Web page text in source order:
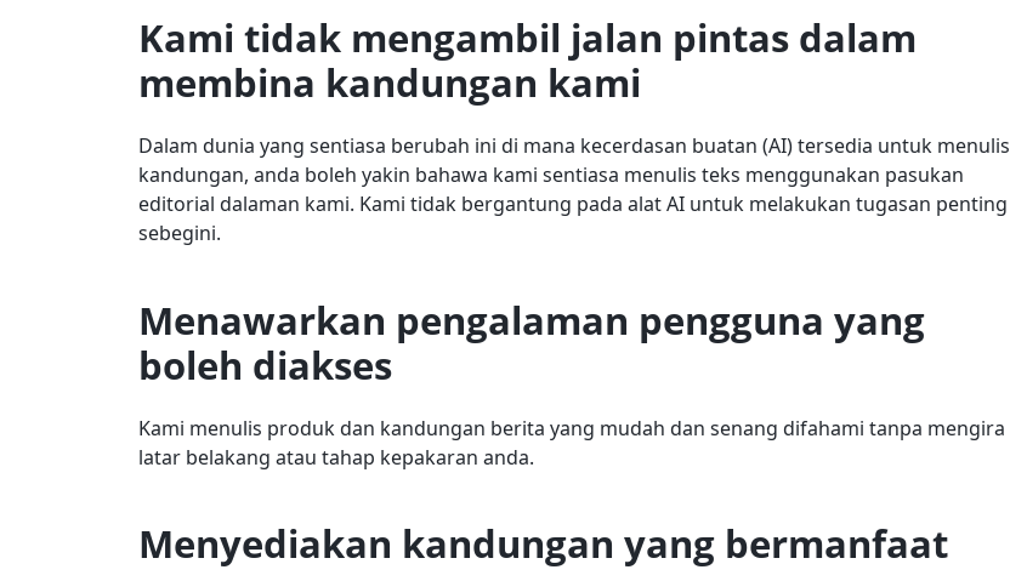
Kami tidak mengambil jalan pintas dalam
membina kandungan kami
Dalam dunia yang sentiasa berubah ini di mana kecerdasan buatan (AI) tersedia untuk menulis
kandungan, anda boleh yakin bahawa kami sentiasa menulis teks menggunakan pasukan
editorial dalaman kami. Kami tidak bergantung pada alat AI untuk melakukan tugasan penting
sebegini.
Menawarkan pengalaman pengguna yang
boleh diakses
Kami menulis produk dan kandungan berita yang mudah dan senang difahami tanpa mengira
latar belakang atau tahap kepakaran anda.
Menyediakan kandungan yang bermanfaat